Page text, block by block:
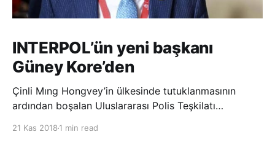
INTERPOL’ün yeni başkanı
Güney Kore’den
Çinli Mıng Hongvey’in ülkesinde tutuklanmasının
ardından boşalan Uluslararası Polis Teşkilatı
21 Kas 2018 1 min read